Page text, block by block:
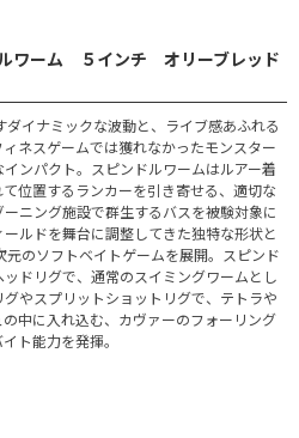
ワーム ５インチ オリーブレッド
イナミックな波動と、ライブ感あふれる
ネスゲームでは獲れなかったモンスター
ンパクト。スピンドルワームはルアー着
位置するランカーを引き寄せる、適切な
ニング施設で群生するバスを被験対象に
ルドを舞台に調整してきた独特な形状と
のソフトベイトゲームを展開。スピンド
ドリグで、通常のスイミングワームとし
やスプリットショットリグで、テトラや
中に入れ込む、カヴァーのフォーリング
ト能力を発揮。